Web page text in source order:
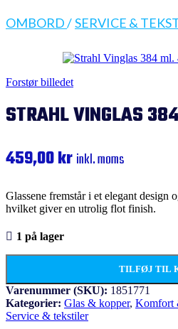
OMBORD/SERVICE &
Forstør billedet
STRAHL VINGLAS
459,00kr inkl. moms
Glassene fremstår i et elegant design
hvilket giver en utrolig flot finish.
1 på lager
TILFØJ TIL
Varenummer (SKU): 1851771
Kategorier: Glas & kopper, Komfort
Service & tekstiler